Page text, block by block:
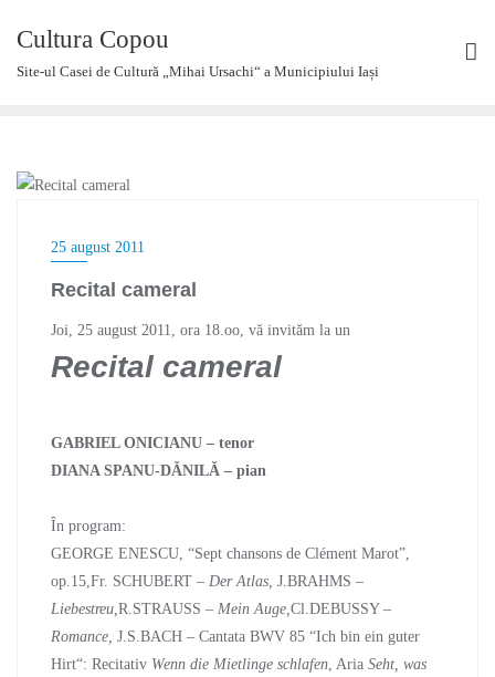
content
Cultura Copou
Site-ul Casei de Cultură „Mihai Ursachi“ a Municipiului Iași
25 august 2011
Recital cameral
Joi, 25 august 2011, ora 18.oo, vă invităm la un
Recital cameral
GABRIEL ONICIANU – tenor
DIANA SPANU-DĂNILĂ – pian
În program:
GEORGE ENESCU, “Sept chansons de Clément Marot”,
op.15,Fr. SCHUBERT – Der Atlas, J.BRAHMS –
Liebestreu,R.STRAUSS – Mein Auge,Cl.DEBUSSY –
Romance, J.S.BACH – Cantata BWV 85 “Ich bin ein guter
Hirt“: Recitativ Wenn die Mietlinge schlafen, Aria Seht, was